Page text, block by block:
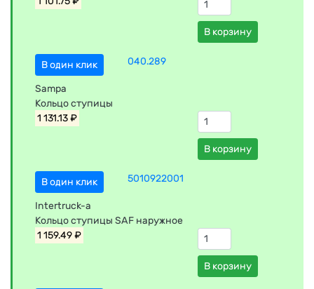
В корзину
В один клик 040.289
Sampa
Кольцо ступицы
1 131.13 ₽
В корзину
В один клик 5010922001
Intertruck-a
Кольцо ступицы SAF наружное
1 159.49 ₽
В корзину